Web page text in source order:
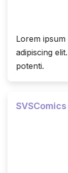
Lorem
adipiscing
potenti.
SVSComics